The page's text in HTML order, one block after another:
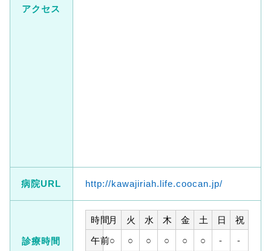
アクセス
病院URL http://kawajiriah.life.coocan.jp/
診療時間
時間月 火 水 木 金 土 日
祝
午前○ ○ ○ ○ ○ ○ - -